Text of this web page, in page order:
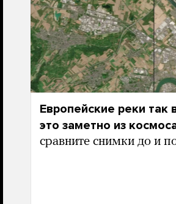
Европейские реки так
это заметно из
сравните снимки до и